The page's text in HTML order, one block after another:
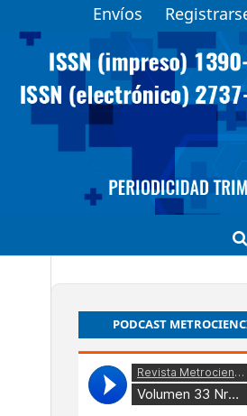
Envíos
PODCAST